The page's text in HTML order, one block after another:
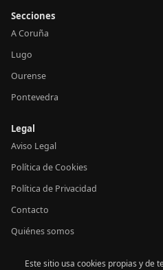
Secciones
A Coruña
Lugo
Ourense
Pontevedra
Legal
Aviso Legal
Política de Cookies
Política de Privacidad
Contacto
Quiénes somos
Este sitio usa cookies propias y de